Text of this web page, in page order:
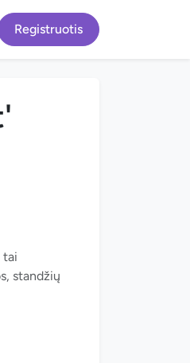
Registruotis
tai
standžių